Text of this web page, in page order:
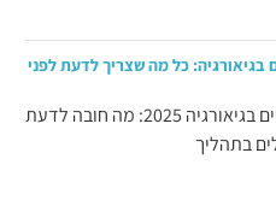
בגיאורגיה: כל מה שצריך לדעת לפני
השתלות שיניים בגיאורגיה 2025: מה חובה לדעת
בתהליך